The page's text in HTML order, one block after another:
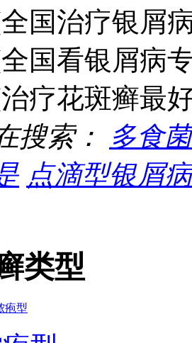
国治疗银屑
国看银屑病
疗花斑癣最
搜索：
多食
点滴型银屑
类型
疱型